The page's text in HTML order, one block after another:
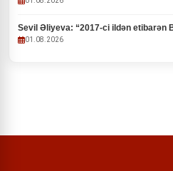
Sevil Əliyeva: “2017-ci ildən etibarən
01.08.2026